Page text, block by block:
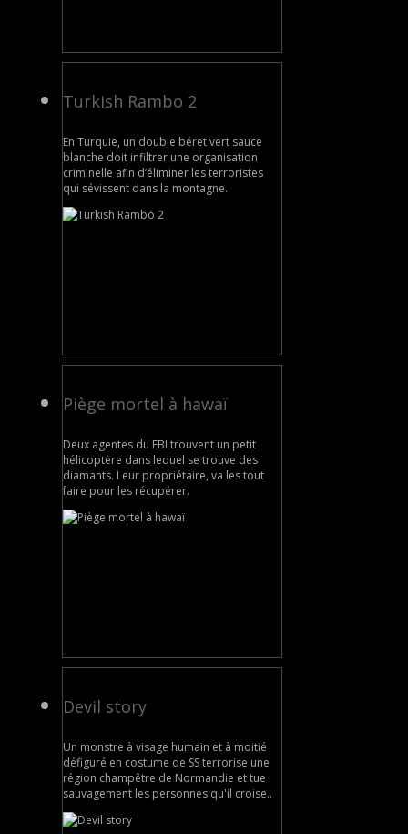
Turkish Rambo 2
En Turquie, un double béret vert sauce
blanche doit infiltrer une organisation
criminelle afin d’éliminer les terroristes
qui sévissent dans la montagne.
Piège mortel à hawaï
Deux agentes du FBI trouvent un petit
hélicoptère dans lequel se trouve des
diamants. Leur propriétaire, va les tout
faire pour les récupérer.
Devil story
Un monstre à visage humain et à moitié
défiguré en costume de SS terrorise une
région champêtre de Normandie et tue
sauvagement les personnes qu'il croise..